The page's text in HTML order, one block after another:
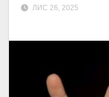
ЛИС 26, 2025